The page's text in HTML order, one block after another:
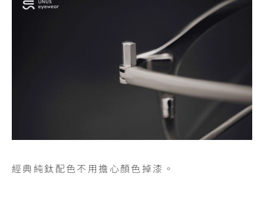
經典純鈦配色不用擔心顏色掉漆。